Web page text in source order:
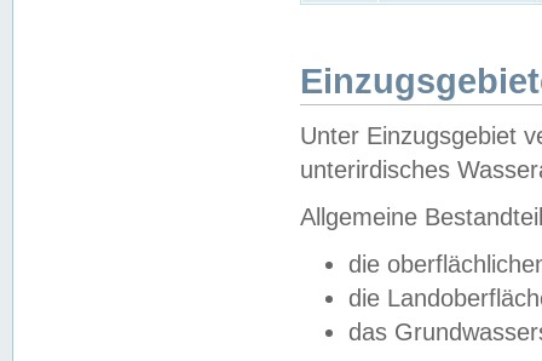
Unter Einzugsgebiet
unterirdisches
Allgemeine
die
die
das